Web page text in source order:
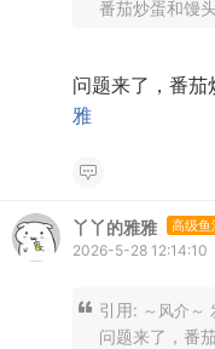
番茄炒蛋和馒
问题来了，番
雅
丫丫的雅雅 高级鱼
2026-5-28 12:14:10
引用: ～风介
问题来了，番